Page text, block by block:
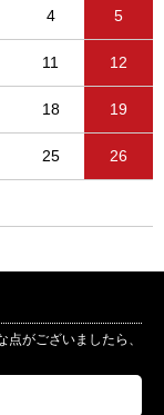
4 5
11 12
18 19
25 26
がございましたら、